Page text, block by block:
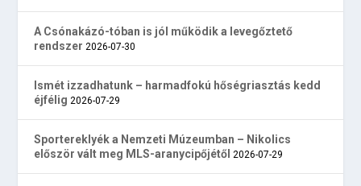
A Csónakázó-tóban is jól működik a levegőztető
rendszer 2026-07-30
Ismét izzadhatunk – harmadfokú hőségriasztás kedd
éjfélig 2026-07-29
Sportereklyék a Nemzeti Múzeumban – Nikolics
először vált meg MLS-aranycipőjétől 2026-07-29